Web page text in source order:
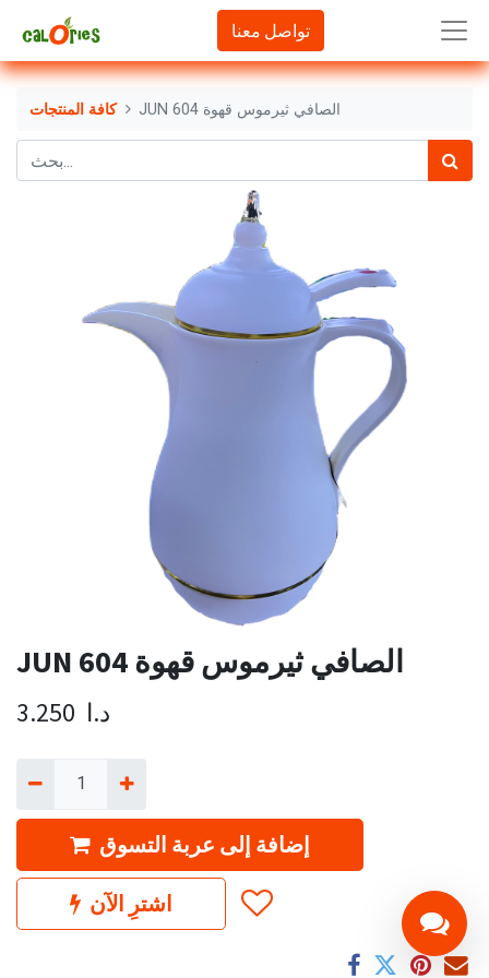
تواصل معنا
كافة المنتجات JUN 604 الصافي ثيرموس قهوة
JUN 604 الصافي ثيرموس قهوة
3.250 د.ا
إضافة إلى عربة التسوق
اشترِ الآن